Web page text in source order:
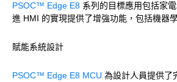
PSOC™ Edge E8 系列的目標應用包括家
進 HMI 的實現提供了增強功能，包括機器
賦能系統設計
PSOC™ Edge E8 MCU 為設計人員提供了